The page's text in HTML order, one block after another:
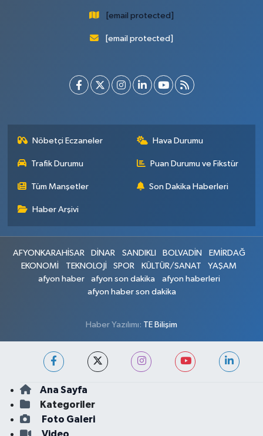
[email protected]
[email protected]
Nöbetçi Eczaneler Hava Durumu
Trafik Durumu Puan Durumu ve Fikstür
Tüm Manşetler Son Dakika Haberleri
Haber Arşivi
AFYONKARAHİSAR DİNAR SANDIKLI BOLVADİN
EMİRDAĞ
EKONOMİ
TEKNOLOJİ SPOR KÜLTÜR/SANAT
YAŞAM
afyon haber
afyon son dakika
afyon haberleri
afyon haber son dakika
Haber Yazılımı: TE Bilişim
Ana Sayfa
Kategoriler
Foto Galeri